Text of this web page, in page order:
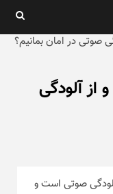
صوتی در امان بمانیم؟
از آلودگی
صوتی است و